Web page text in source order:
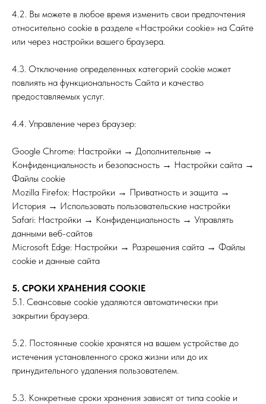
4.2. Вы можете в любое время изменить свои предпочтения
относительно cookie в разделе «Настройки cookie» на Сайте
или через настройки вашего браузера.
4.3. Отключение определенных категорий cookie может
повлиять на функциональность Сайта и качество
предоставляемых услуг.
4.4. Управление через браузер:
Google Chrome: Настройки → Дополнительные →
Конфиденциальность и безопасность → Настройки сайта →
Файлы cookie
Mozilla Firefox: Настройки → Приватность и защита →
История → Использовать пользовательские настройки
Safari: Настройки → Конфиденциальность → Управлять
данными веб-сайтов
Microsoft Edge: Настройки → Разрешения сайта → Файлы
cookie и данные сайта
5. СРОКИ ХРАНЕНИЯ COOKIE
5.1. Сеансовые cookie удаляются автоматически при
закрытии браузера.
5.2. Постоянные cookie хранятся на вашем устройстве до
истечения установленного срока жизни или до их
принудительного удаления пользователем.
5.3. Конкретные сроки хранения зависят от типа cookie и